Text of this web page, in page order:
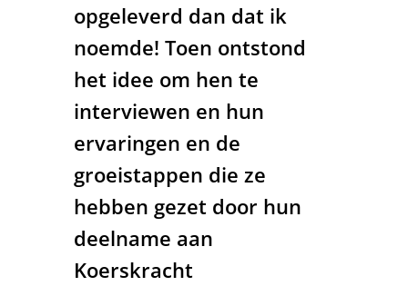
opgeleverd dan dat ik
noemde! Toen ontstond
het idee om hen te
interviewen en hun
ervaringen en de
groeistappen die ze
hebben gezet door hun
deelname aan
Koerskracht